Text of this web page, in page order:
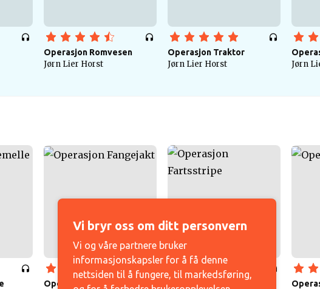
Operasjon Romvesen
Jørn Lier Horst
Operasjon Traktor
Jørn Lier Horst Jørn
Operasjon Fangejakt Operasjon Fartsstripe
Vi bryr oss om ditt personvern
Vi og våre partnere bruker
informasjonskapsler for å få denne
nettsiden til å fungere, til markedsføring,